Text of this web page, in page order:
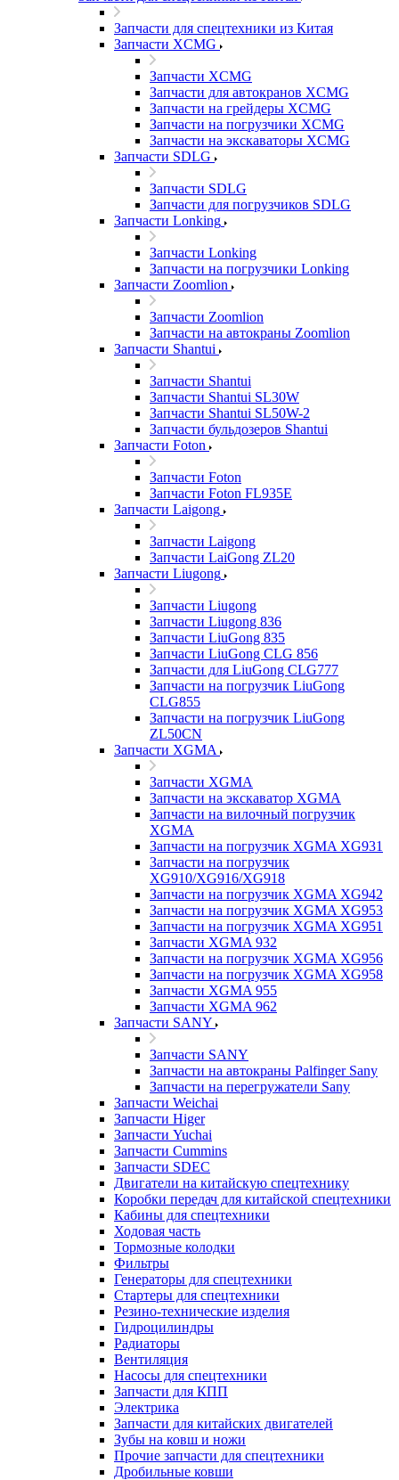
Запчасти для спецтехники из Китая
Запчасти XCMG
Запчасти XCMG
Запчасти для автокранов XCMG
Запчасти на грейдеры XCMG
Запчасти на погрузчики XCMG
Запчасти на экскаваторы XCMG
Запчасти SDLG
Запчасти SDLG
Запчасти для погрузчиков SDLG
Запчасти Lonking
Запчасти Lonking
Запчасти на погрузчики Lonking
Запчасти Zoomlion
Запчасти Zoomlion
Запчасти на автокраны Zoomlion
Запчасти Shantui
Запчасти Shantui
Запчасти Shantui SL30W
Запчасти Shantui SL50W-2
Запчасти бульдозеров Shantui
Запчасти Foton
Запчасти Foton
Запчасти Foton FL935E
Запчасти Laigong
Запчасти Laigong
Запчасти LaiGong ZL20
Запчасти Liugong
Запчасти Liugong
Запчасти Liugong 836
Запчасти LiuGong 835
Запчасти LiuGong CLG 856
Запчасти для LiuGong CLG777
Запчасти на погрузчик LiuGong
CLG855
Запчасти на погрузчик LiuGong
ZL50CN
Запчасти XGMA
Запчасти XGMA
Запчасти на экскаватор XGMA
Запчасти на вилочный погрузчик
XGMA
Запчасти на погрузчик XGMA XG931
Запчасти на погрузчик
XG910/XG916/XG918
Запчасти на погрузчик XGMA XG942
Запчасти на погрузчик XGMA XG953
Запчасти на погрузчик XGMA XG951
Запчасти XGMA 932
Запчасти на погрузчик XGMA XG956
Запчасти на погрузчик XGMA XG958
Запчасти XGMA 955
Запчасти XGMA 962
Запчасти SANY
Запчасти SANY
Запчасти на автокраны Palfinger Sany
Запчасти на перегружатели Sany
Запчасти Weichai
Запчасти Higer
Запчасти Yuchai
Запчасти Cummins
Запчасти SDEC
Двигатели на китайскую спецтехнику
Коробки передач для китайской спецтехники
Кабины для спецтехники
Ходовая часть
Тормозные колодки
Фильтры
Генераторы для спецтехники
Стартеры для спецтехники
Резино-технические изделия
Гидроцилиндры
Радиаторы
Вентиляция
Насосы для спецтехники
Запчасти для КПП
Электрика
Запчасти для китайских двигателей
Зубы на ковш и ножи
Прочие запчасти для спецтехники
Дробильные ковши